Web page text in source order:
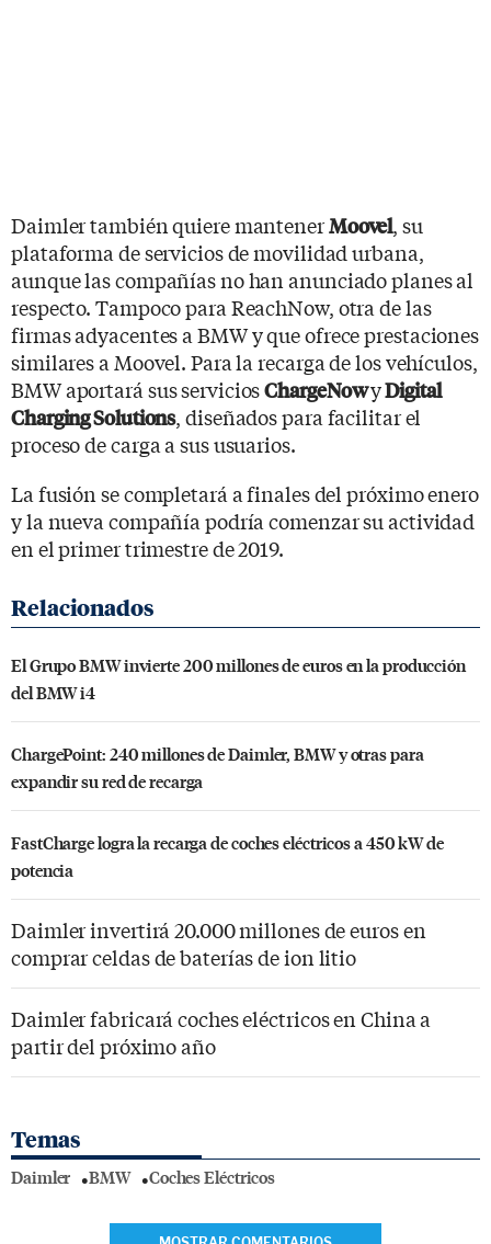
Daimler también quiere mantenerMoovel, su
plataforma de servicios de movilidad urbana,
aunque las compañías no han anunciado planes al
respecto. Tampoco para ReachNow, otra de las
firmas adyacentes a BMW y que ofrece prestaciones
similares a Moovel. Para la recarga de los vehículos,
BMW aportará sus serviciosChargeNowyDigital
Charging Solutions, diseñados para facilitar el
proceso de carga a sus usuarios.
La fusión se completará a finales del próximo enero
y la nueva compañía podría comenzar su actividad
en el primer trimestre de 2019.
El Grupo BMW invierte 200 millones de euros en la producción
del BMW i4
ChargePoint: 240 millones de Daimler, BMW y otras para
expandir su red de recarga
FastCharge logra la recarga de coches eléctricos a 450 kW de
potencia
Daimler invertirá 20.000 millones de euros en
comprar celdas de baterías de ion litio
Daimler fabricará coches eléctricos en China a
partir del próximo año
Temas
Daimler BMW Coches Eléctricos